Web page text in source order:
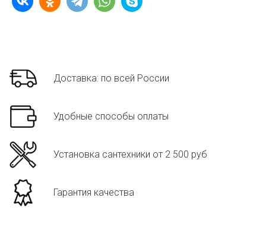
Доставка: по всей России
Удобные способы оплаты
Установка сантехники от 2 500 руб
Гарантия качества